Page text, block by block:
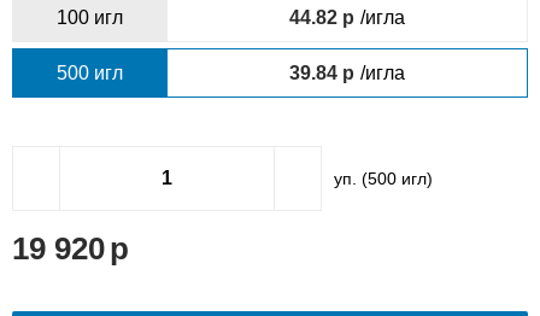
100 игл 44.82 /игла
500 игл 39.84 /игла
уп. (500игл)
19 920